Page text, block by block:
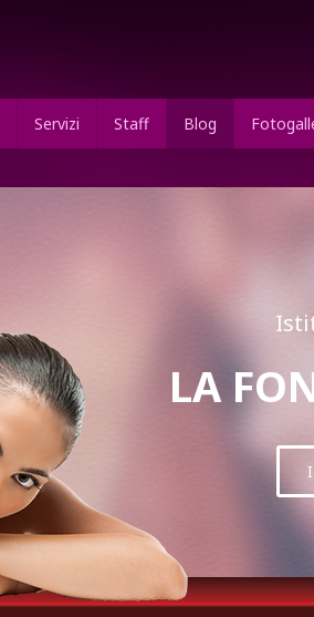
Servizi Staff Blog
LA FO